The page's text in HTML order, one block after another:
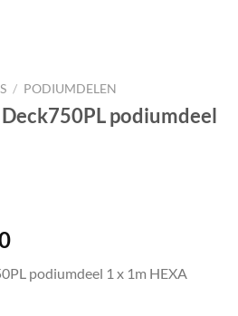
/ PODIUMDELEN
podiumdeel
Huidige
is:podiumdeel 1 x 1m HEXA